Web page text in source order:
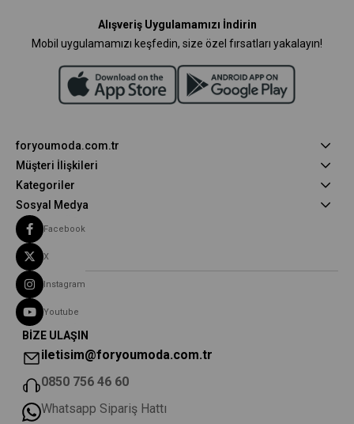
Alışveriş Uygulamamızı İndirin
Mobil uygulamamızı keşfedin, size özel fırsatları yakalayın!
foryoumoda.com.tr
Müşteri İlişkileri
Kategoriler
Sosyal Medya
Facebook
X
Instagram
Youtube
BİZE ULAŞIN
iletisim@foryoumoda.com.tr
0850 756 46 60
Whatsapp Sipariş Hattı